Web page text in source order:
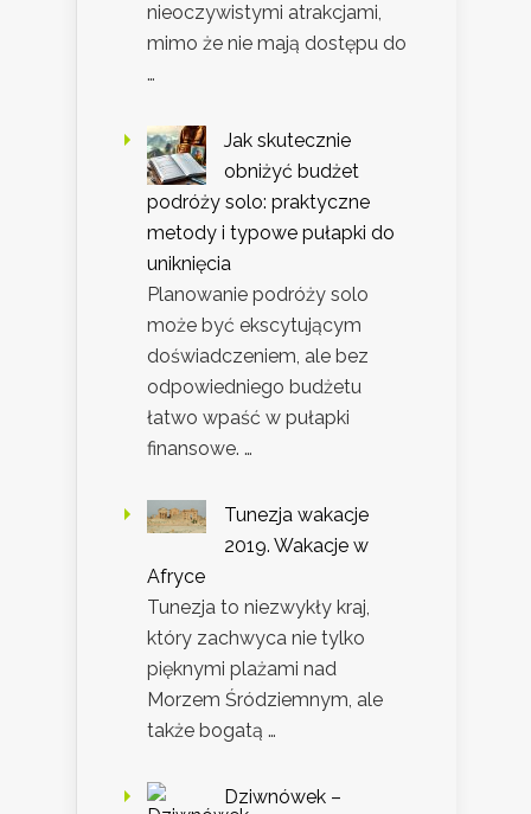
nieoczywistymi atrakcjami,
mimo że nie mają dostępu do
…
Jak skutecznie
obniżyć budżet
podróży solo: praktyczne
metody i typowe pułapki do
uniknięcia
Planowanie podróży solo
może być ekscytującym
doświadczeniem, ale bez
odpowiedniego budżetu
łatwo wpaść w pułapki
finansowe. …
Tunezja wakacje
2019. Wakacje w
Afryce
Tunezja to niezwykły kraj,
który zachwyca nie tylko
pięknymi plażami nad
Morzem Śródziemnym, ale
także bogatą …
Dziwnówek –